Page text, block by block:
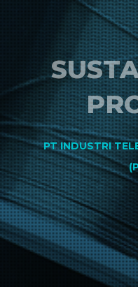
PT INDUSTRI